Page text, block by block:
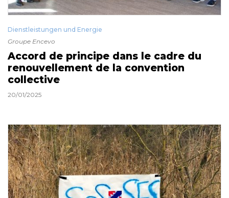
Dienstleistungen und Energie
Groupe Encevo
Accord de principe dans le cadre du
renouvellement de la convention
collective
20/01/2025